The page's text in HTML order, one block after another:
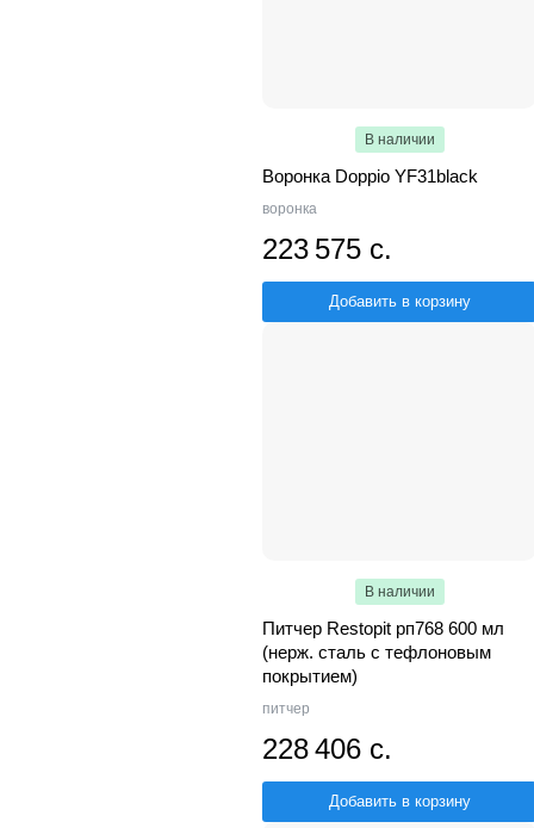
В наличии
Воронка Doppio YF31black
воронка
223 575 с.
Добавить в корзину
В наличии
Питчер Restopit рп768 600 мл
(нерж. сталь с тефлоновым
покрытием)
питчер
228 406 с.
Добавить в корзину